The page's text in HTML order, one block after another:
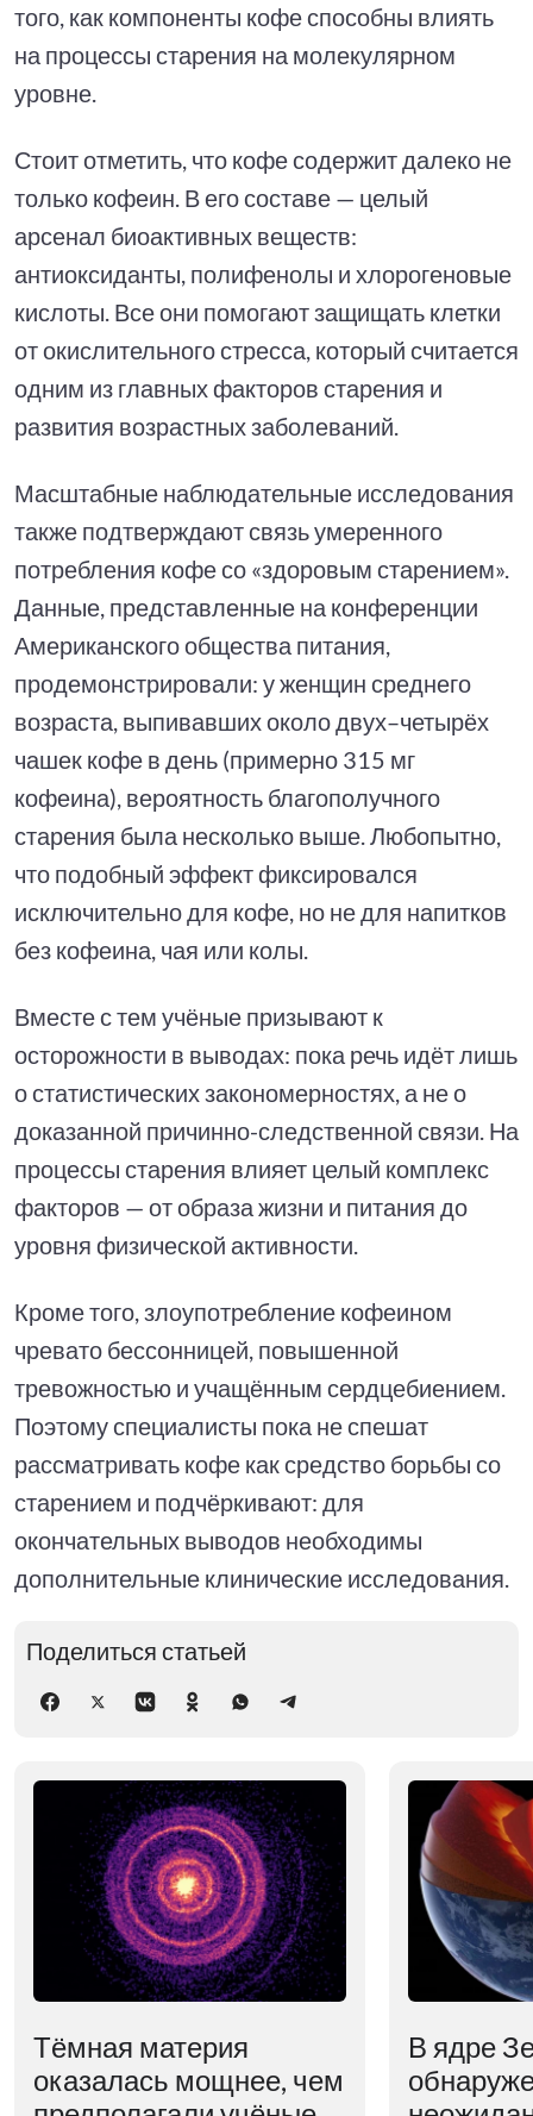
того, как компоненты кофе способны влиять
на процессы старения на молекулярном
уровне.
Стоит отметить, что кофе содержит далеко не
только кофеин. В его составе — целый
арсенал биоактивных веществ:
антиоксиданты, полифенолы и хлорогеновые
кислоты. Все они помогают защищать клетки
от окислительного стресса, который считается
одним из главных факторов старения и
развития возрастных заболеваний.
Масштабные наблюдательные исследования
также подтверждают связь умеренного
потребления кофе со «здоровым старением».
Данные, представленные на конференции
Американского общества питания,
продемонстрировали: у женщин среднего
возраста, выпивавших около двух–четырёх
чашек кофе в день (примерно 315 мг
кофеина), вероятность благополучного
старения была несколько выше. Любопытно,
что подобный эффект фиксировался
исключительно для кофе, но не для напитков
без кофеина, чая или колы.
Вместе с тем учёные призывают к
осторожности в выводах: пока речь идёт лишь
о статистических закономерностях, а не о
доказанной причинно-следственной связи. На
процессы старения влияет целый комплекс
факторов — от образа жизни и питания до
уровня физической активности.
Кроме того, злоупотребление кофеином
чревато бессонницей, повышенной
тревожностью и учащённым сердцебиением.
Поэтому специалисты пока не спешат
рассматривать кофе как средство борьбы со
старением и подчёркивают: для
окончательных выводов необходимы
дополнительные клинические исследования.
Поделиться статьей
Тёмная материя
оказалась мощнее, чем
В ядре